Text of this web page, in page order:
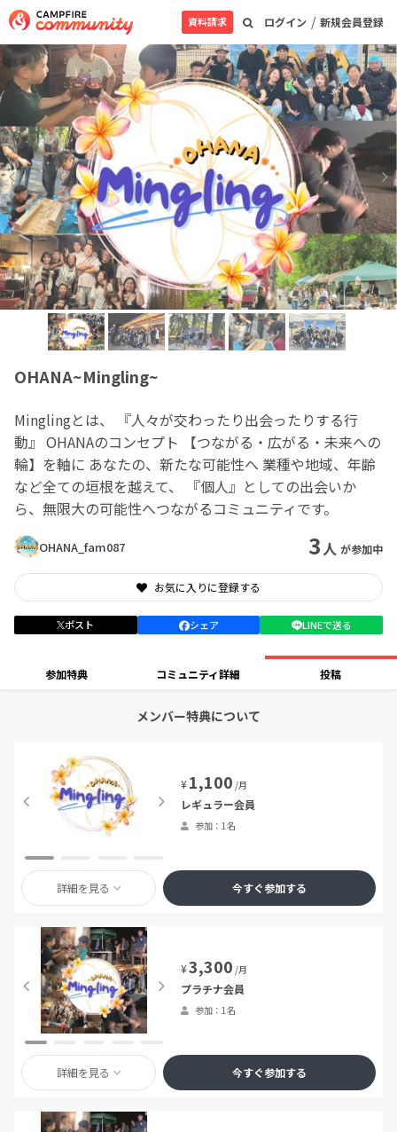
ログイン / 新規会員登録
資料請求
OHANA~Mingling~
Minglingとは、 『人々が交わったり出会ったりする行
動』 OHANAのコンセプト 【つながる・広がる・未来への
輪】を軸に あなたの、新たな可能性へ 業種や地域、年齢
など全ての垣根を越えて、 『個人』としての出会いか
ら、無限大の可能性へつながるコミュニティです。
OHANA_fam087 3人 が参加中
お気に入りに登録する
ポスト シェア LINEで送る
参加特典 コミュニティ詳細 投稿
メンバー特典について
¥1,100 /月
レギュラー会員
参加：1名
詳細を見る 今すぐ参加する
¥3,300 /月
プラチナ会員
参加：1名
詳細を見る 今すぐ参加する